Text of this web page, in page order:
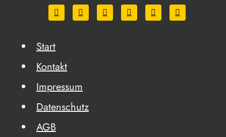
Start
Kontakt
Impressum
Datenschutz
AGB